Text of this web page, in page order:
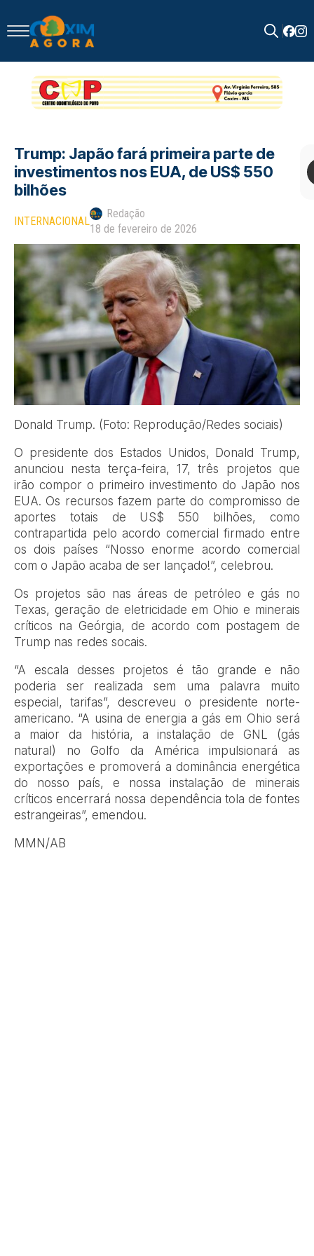
for:
Trump: Japão fará primeira parte de
investimentos nos EUA, de US$ 550
bilhões
INTERNACIONAL
Redação
18 de fevereiro de 2026
Donald Trump. (Foto: Reprodução/Redes sociais)
O presidente dos Estados Unidos, Donald Trump,
anunciou nesta terça-feira, 17, três projetos que
irão compor o primeiro investimento do Japão nos
EUA. Os recursos fazem parte do compromisso de
aportes totais de US$ 550 bilhões, como
contrapartida pelo acordo comercial firmado entre
os dois países “Nosso enorme acordo comercial
com o Japão acaba de ser lançado!”, celebrou.
Os projetos são nas áreas de petróleo e gás no
Texas, geração de eletricidade em Ohio e minerais
críticos na Geórgia, de acordo com postagem de
Trump nas redes socais.
“A escala desses projetos é tão grande e não
poderia ser realizada sem uma palavra muito
especial, tarifas”, descreveu o presidente norte-
americano. “A usina de energia a gás em Ohio será
a maior da história, a instalação de GNL (gás
natural) no Golfo da América impulsionará as
exportações e promoverá a dominância energética
do nosso país, e nossa instalação de minerais
críticos encerrará nossa dependência tola de fontes
estrangeiras”, emendou.
MMN/AB